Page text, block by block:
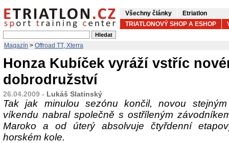
Všechny články
Etriatlon
TRIATLONOVÝ SHOP A ESHOP
Magazín > Offroad TT, Xterra
Honza Kubíček vyráží vstříc
dobrodružství
26.04.2009 - Lukáš Slatinský
Tak jak minulou sezónu končil, novou
víkendu nabral společně s ostříleným
Maroko a od úterý absolvuje čtyřdenní
horském kole.